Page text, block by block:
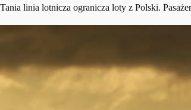
Tania linia lotnicza ogranicza loty z Polski.